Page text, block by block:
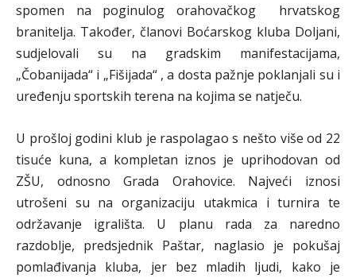
spomen na poginulog orahovačkog hrvatskog
branitelja. Također, članovi Boćarskog kluba Doljani,
sudjelovali su na gradskim manifestacijama,
„Čobanijada“ i „Fišijada“ , a dosta pažnje poklanjali su i
uređenju sportskih terena na kojima se natječu.
U prošloj godini klub je raspolagao s nešto više od 22
tisuće kuna, a kompletan iznos je uprihodovan od
ZŠU, odnosno Grada Orahovice. Najveći iznosi
utrošeni su na organizaciju utakmica i turnira te
održavanje igrališta. U planu rada za naredno
razdoblje, predsjednik Paštar, naglasio je pokušaj
pomlađivanja kluba, jer bez mladih ljudi, kako je